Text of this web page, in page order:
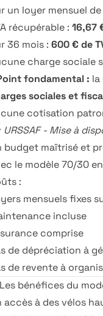
un loyer mensuel de
récupérable : 16,67
36 mois : 600 € de
charge sociale
fondamental :
sociales et
cotisation
URSSAF - Mise à
budget maîtrisé et
le modèle 70/30
:
mensuels fixes
incluse
comprise
de dépréciation à
de revente à
bénéfices du
accès à des vélos